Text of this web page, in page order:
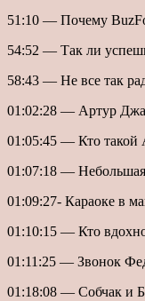
51:10 — Почему
54:52 — Так ли
58:43 — Не все так
01:02:28 — Артур
01:05:45 — Кто такой
01:07:18 — Небольшая
01:09:27- Караоке в
01:10:15 — Кто
01:11:25 — Звонок
01:18:08 — Собчак и